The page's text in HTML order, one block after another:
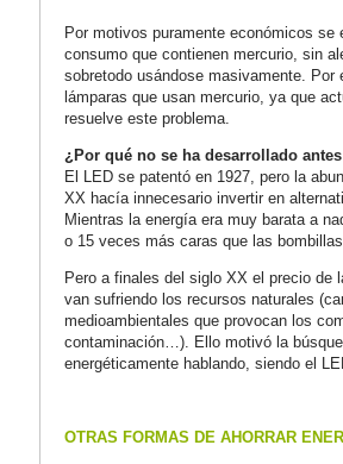
Por motivos puramente económicos
consumo que contienen mercurio, sin
sobretodo usándose masivamente.
lámparas que usan mercurio, ya que
resuelve este problema.
¿Por qué no se ha desarrollado
El LED se patentó en 1927, pero la
XX hacía innecesario invertir en
Mientras la energía era muy barata a
o 15 veces más caras que las
Pero a finales del siglo XX el precio de
van sufriendo los recursos naturales
medioambientales que provocan los
contaminación…). Ello motivó la
energéticamente hablando, siendo el
OTRAS FORMAS DE AHORRAR